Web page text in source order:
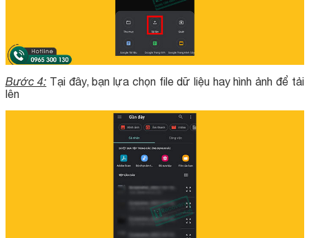
Bước 4: Tại đây, bạn lựa chọn file dữ liệu hay hình ảnh để tải
lên